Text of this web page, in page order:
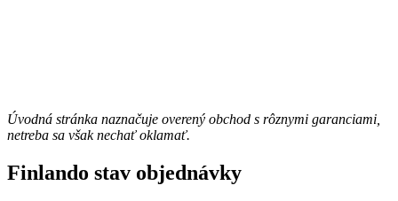
Úvodná stránka naznačuje overený obchod s rôznymi garanciami,
netreba sa však nechať oklamať.
Finlando stav objednávky